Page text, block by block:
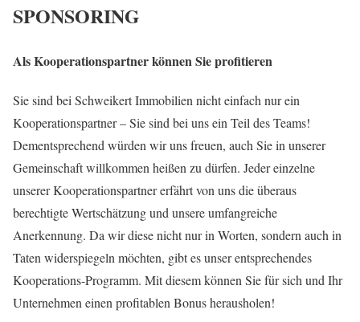
SPONSORING
Als Kooperationspartner können Sie profitieren
Sie sind bei Schweikert Immobilien nicht einfach nur ein
Kooperationspartner – Sie sind bei uns ein Teil des Teams!
Dementsprechend würden wir uns freuen, auch Sie in unserer
Gemeinschaft willkommen heißen zu dürfen. Jeder einzelne
unserer Kooperationspartner erfährt von uns die überaus
berechtigte Wertschätzung und unsere umfangreiche
Anerkennung. Da wir diese nicht nur in Worten, sondern auch in
Taten widerspiegeln möchten, gibt es unser entsprechendes
Kooperations-Programm. Mit diesem können Sie für sich und Ihr
Unternehmen einen profitablen Bonus herausholen!